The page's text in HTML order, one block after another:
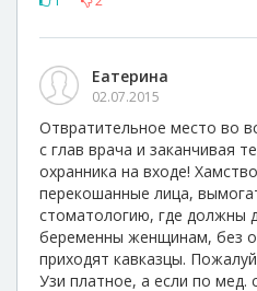
Еатерина
02.07.2015
Отвратительное место во
с глав врача и заканчивая
охранника на входе!
перекошанные лица,
стоматологию, где должны
беременны женщинам, без
приходят кавказцы.
Узи платное, а если по мед.